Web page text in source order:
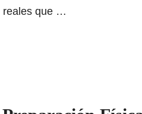
reales que …